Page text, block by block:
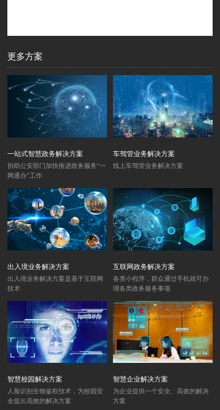
更多方案
一站式智慧政务解决方案
协助公安部门加快推进政务服务“一
网通办”工作
车驾管业务解决方案
线上车驾管业务解决方案
出入境业务解决方案
出入境业务解决方案是基于互联网
技术
互联网政务解决方案
各类小程序，群众通过手机就可办
理各类政务服务事项
智慧校园解决方案
人脸识别生物鉴权技术，为校园安
全提出高效的解决方案
智慧企业解决方案
为企业提供一个安全、高效的解决
方案